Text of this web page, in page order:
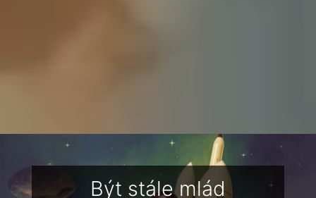
Být stále mlád